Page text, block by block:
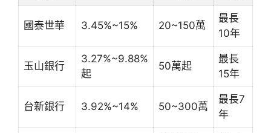
國泰世華 3.45%~15% 20~150萬
最長
10年
玉山銀行
3.27%~9.88%
起
50萬起
最長
15年
台新銀行 3.92%~14% 50~300萬
最長7
年